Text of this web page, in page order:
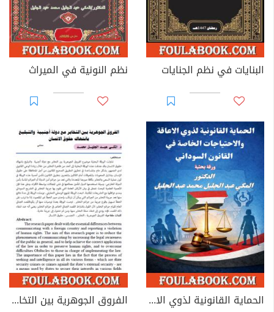
البنايات في نظم الجنايات نظم النونية في الميراث
الحماية القانونية لذوي الاعاقة والاحتياجات الخاصة في القانون السوداني الفروق الجوهرية بين التخابر مع دولة أجنبية والتبليغ بانتهاك حقوق الإنسان